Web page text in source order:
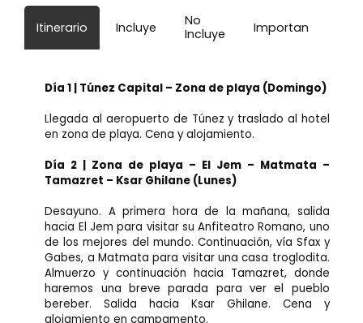
Itinerario Incluye
No
Incluye
Importante
Día 1 | Túnez Capital – Zona de playa (Domingo)
Llegada al aeropuerto de Túnez y traslado al hotel
en zona de playa. Cena y alojamiento.
Día 2 | Zona de playa – El Jem – Matmata –
Tamazret – Ksar Ghilane (Lunes)
Desayuno. A primera hora de la mañana, salida
hacia El Jem para visitar su Anfiteatro Romano, uno
de los mejores del mundo. Continuación, vía Sfax y
Gabes, a Matmata para visitar una casa troglodita.
Almuerzo y continuación hacia Tamazret, donde
haremos una breve parada para ver el pueblo
bereber. Salida hacia Ksar Ghilane. Cena y
alojamiento en campamento.